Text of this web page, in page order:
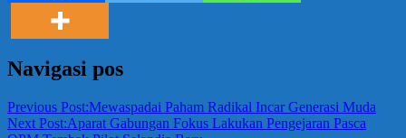
Navigasi pos
Previous Post:Mewaspadai Paham Radikal Incar Generasi Muda
Next Post:Aparat Gabungan Fokus Lakukan Pengejaran Pasca